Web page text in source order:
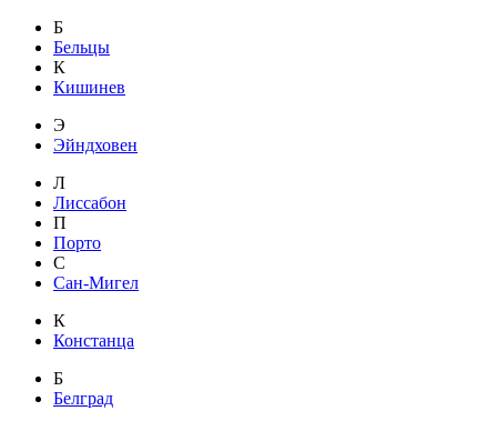
Б
Бельцы
К
Кишинев
Э
Эйндховен
Л
Лиссабон
П
Порто
С
Сан-Мигел
К
Констанца
Б
Белград